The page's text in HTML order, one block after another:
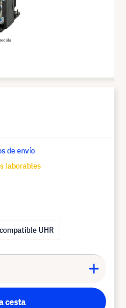
de envío
laborables
UHR
cesta